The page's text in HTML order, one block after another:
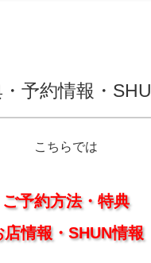
予約情報・
こちらでは
ご予約方法・特典
店情報・SHUN情報